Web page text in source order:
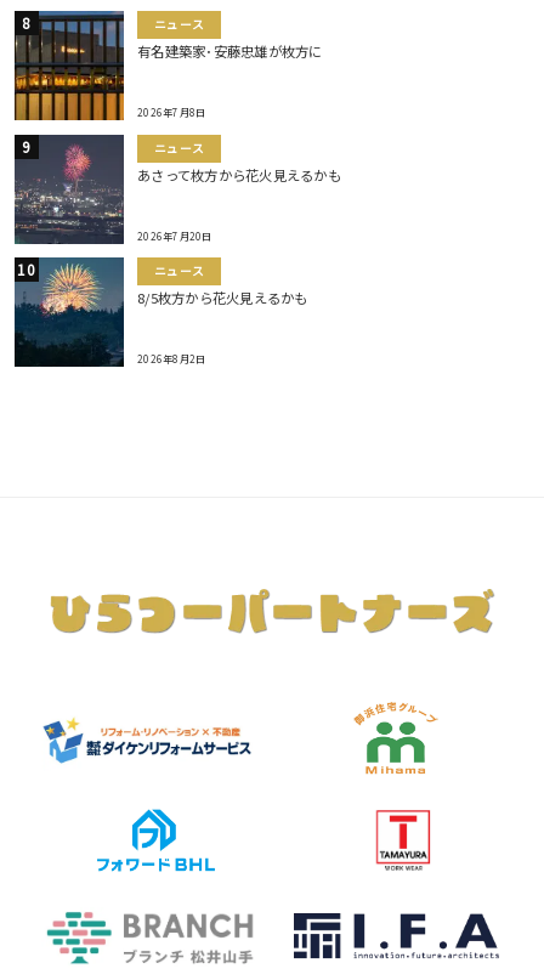
ニュース
有名建築家･安藤忠雄が枚方に
2026年7月8日
ニュース
あさって枚方から花火見えるかも
2026年7月20日
ニュース
8/5枚方から花火見えるかも
2026年8月2日